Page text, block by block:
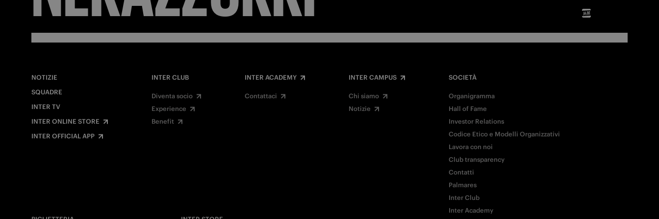
NOTIZIE
SQUADRE
INTER TV
INTER ONLINE STORE
INTER OFFICIAL APP
INTER CLUB
Diventa socio
Experience
Benefit
INTER ACADEMY
Contattaci
INTER CAMPUS
Chi siamo
Notizie
SOCIETÀ
Organigramma
Hall of Fame
Investor Relations
Codice Etico e Modelli Organizzativi
Lavora con noi
Club transparency
Contatti
Palmares
Inter Club
Inter Academy